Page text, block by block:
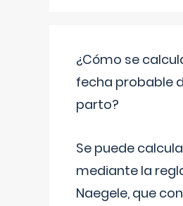
¿Cómo se
fecha probable
parto?
Se puede
mediante la
Naegele, que